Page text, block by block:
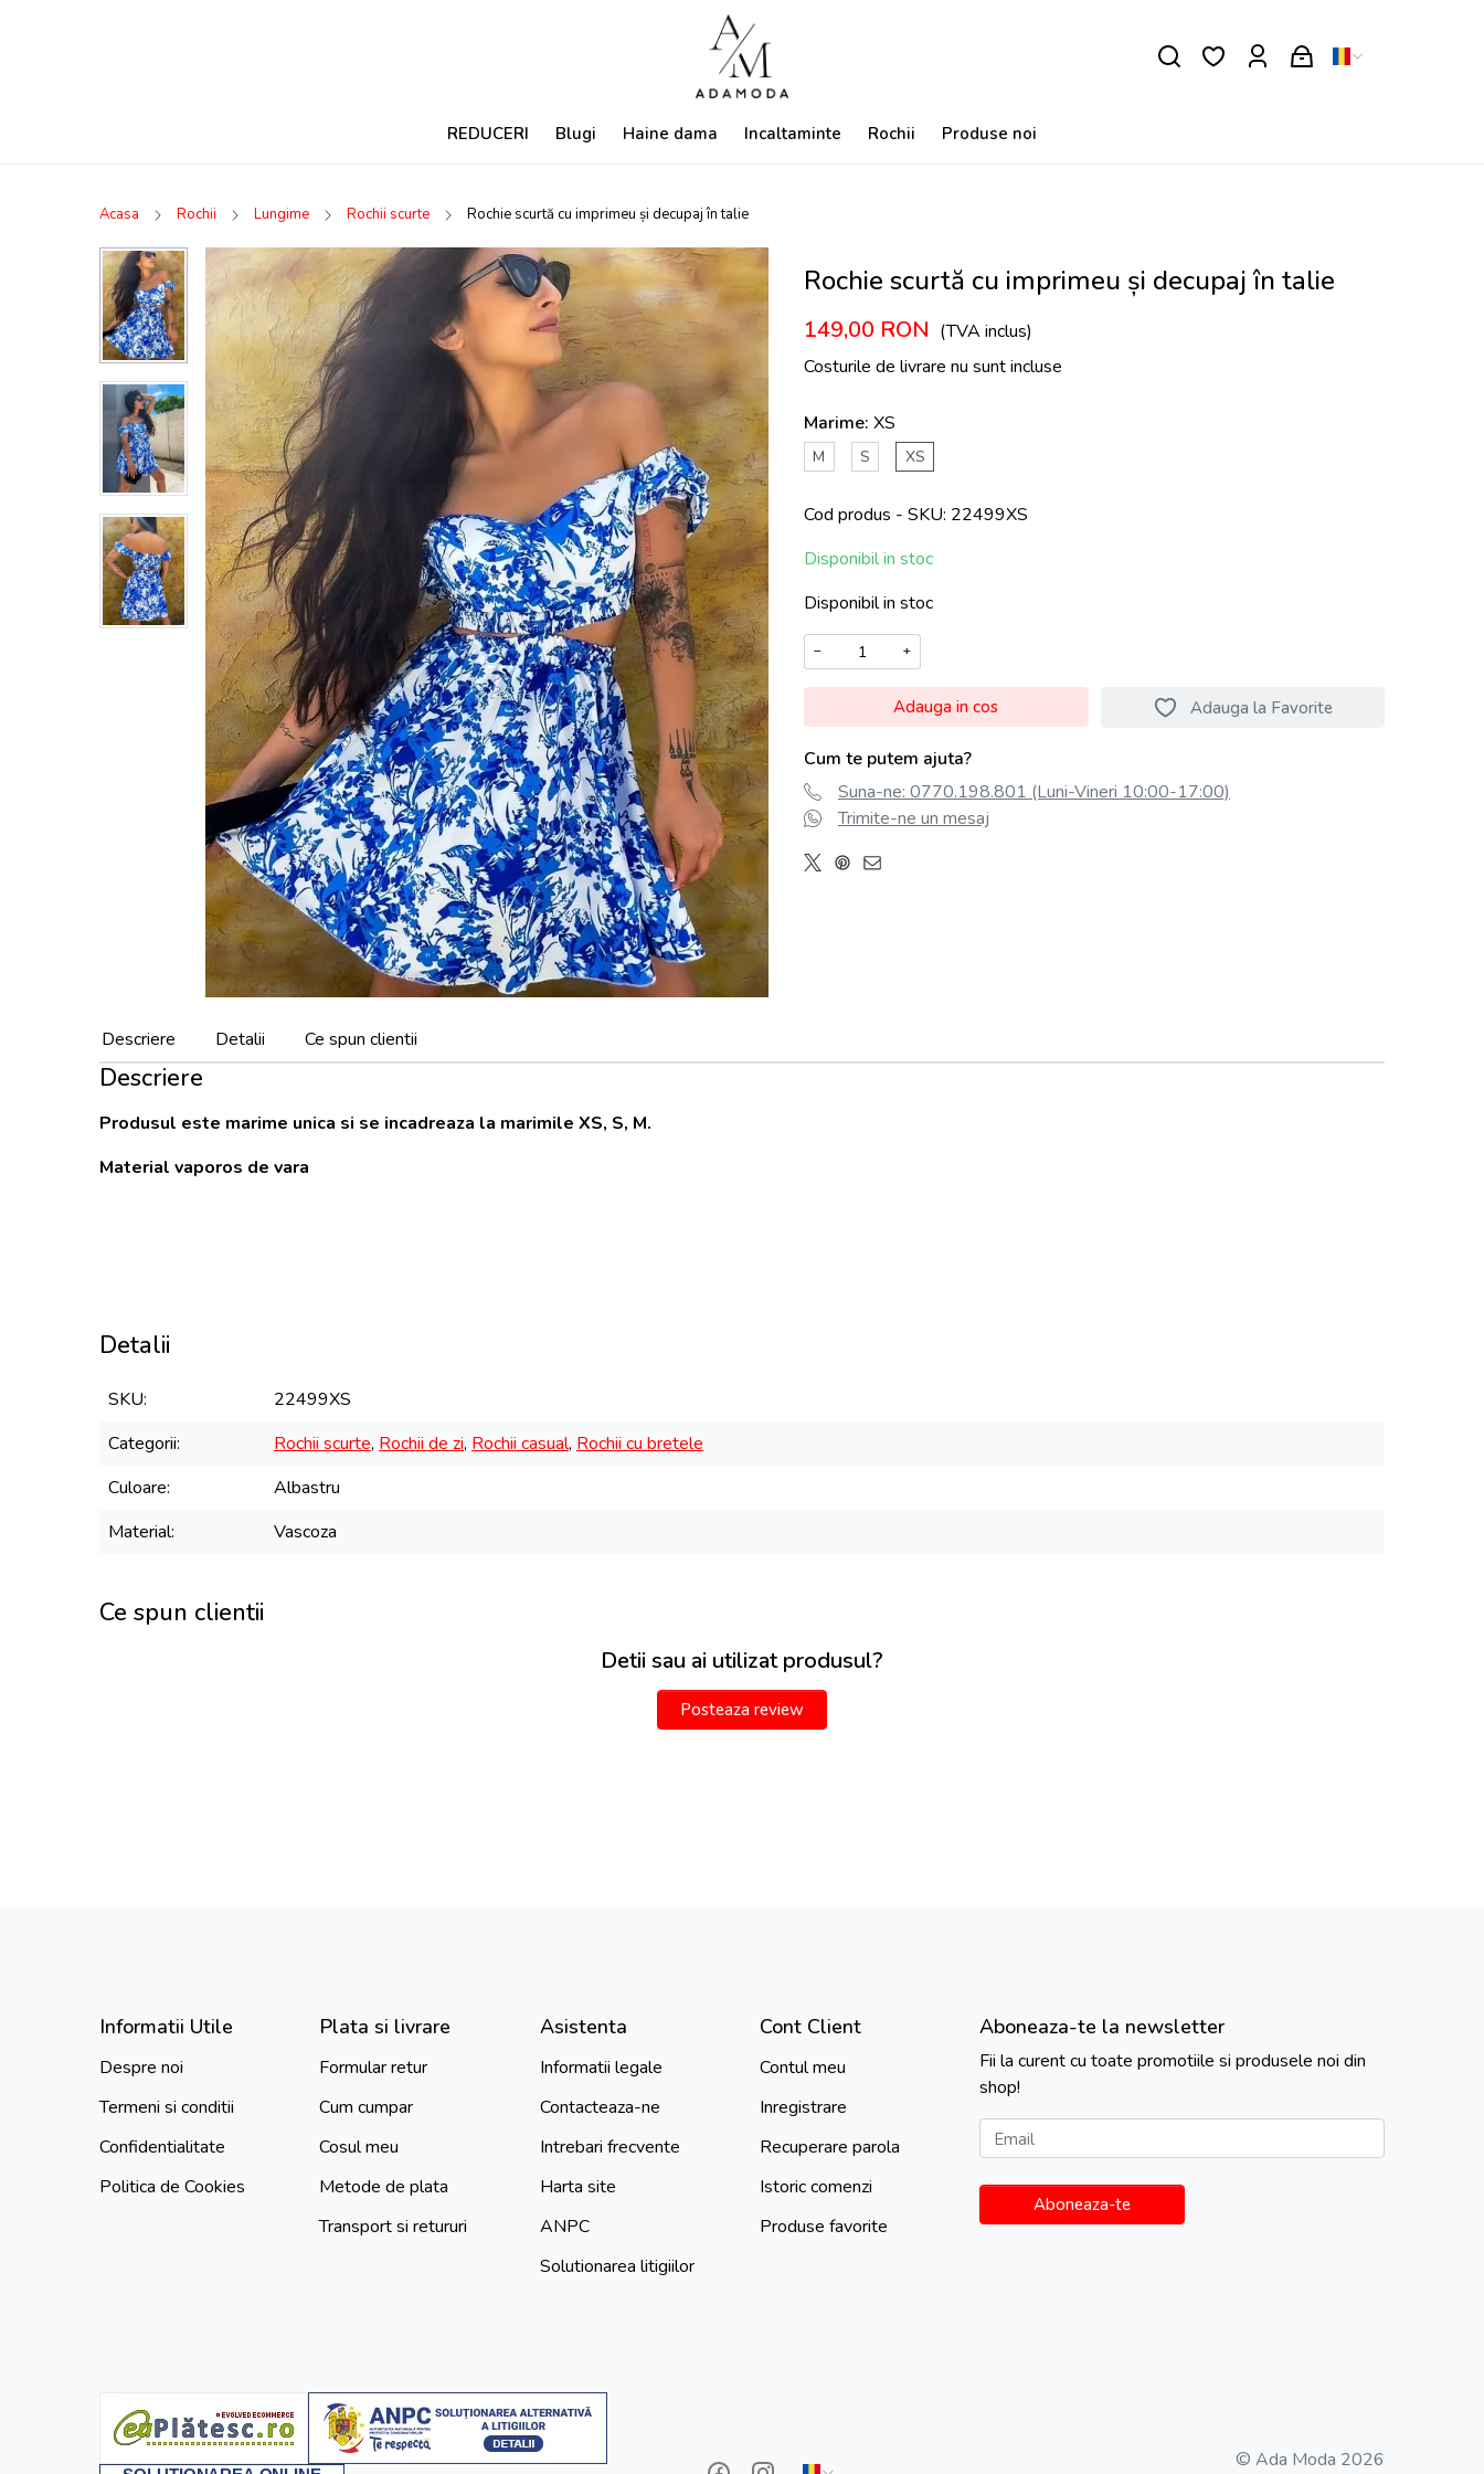
REDUCERI Blugi Haine dama Incaltaminte Rochii Produse noi
Acasa Rochii Lungime Rochii scurte Rochie scurtă cu imprimeu și decupaj în talie
Rochie scurtă cu imprimeu și decupaj în talie
149,00 RON (TVA inclus)
Costurile de livrare nu sunt incluse
Marime: XS
M S XS
Cod produs - SKU 22499XS
Disponibil in stoc
Disponibil in stoc
− +
Adauga in cos Adauga la Favorite
Cum te putem ajuta?
Suna-ne: 0770.198.801 (Luni-Vineri 10:00-17:00)
Trimite-ne un mesaj
Descriere Detalii Ce spun clientii
Descriere
Produsul este marime unica si se incadreaza la marimile XS, S, M.
Material vaporos de vara
Detalii
SKU
22499XS
Categorii
Rochii scurte, Rochii de zi, Rochii casual, Rochii cu bretele
Culoare
Albastru
Material
Vascoza
Ce spun clientii
Detii sau ai utilizat produsul?
Posteaza review
Informatii Utile
Despre noi
Termeni si conditii
Confidentialitate
Politica de Cookies
Plata si livrare
Formular retur
Cum cumpar
Cosul meu
Metode de plata
Transport si retururi
Asistenta
Informatii legale
Contacteaza-ne
Intrebari frecvente
Harta site
ANPC
Solutionarea litigiilor
Cont Client
Contul meu
Inregistrare
Recuperare parola
Istoric comenzi
Produse favorite
Aboneaza-te la newsletter
Fii la curent cu toate promotiile si produsele noi din
shop!
Email
Aboneaza-te
© Ada Moda 2026